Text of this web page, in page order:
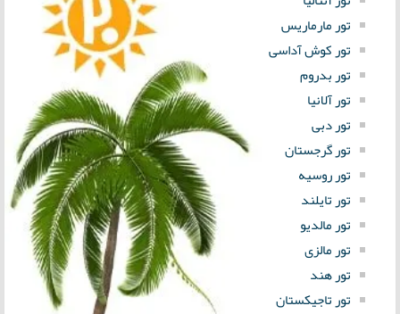
تور مارماریس
تور کوش آداسی
تور بدروم
تور آلانیا
تور دبی
تور گرجستان
تور روسیه
تور تایلند
تور مالدیو
تور مالزی
تور هند
تور تاجیکستان